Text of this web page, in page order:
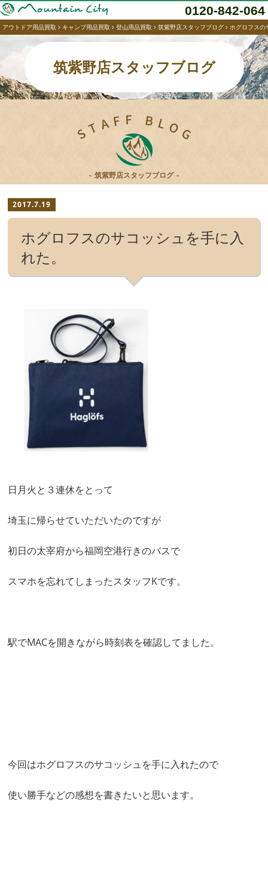
0120-842-064
アウトドア用品買取 キャンプ用品買取 登山用品買取 筑紫野店スタッフブログ ホグロフスの
筑紫野店スタッフブログ
筑紫野店スタッフブログ
2017.7.19
ホグロフスのサコッシュを手に入
れた。
日月火と３連休をとって
埼玉に帰らせていただいたのですが
初日の太宰府から福岡空港行きのバスで
スマホを忘れてしまったスタッフKです。
駅でMACを開きながら時刻表を確認してました。
今回はホグロフスのサコッシュを手に入れたので
使い勝手などの感想を書きたいと思います。